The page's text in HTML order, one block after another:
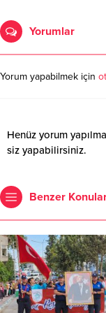
Yorumlar
Yorum yapabilmek için
Henüz yorum
siz yapabilirsiniz.
Benzer